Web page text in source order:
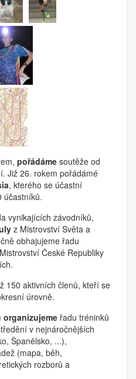
pořádáme soutěže od
Již 26. rokem pořádámé
, kterého se účastní
účastníků.
vynikajících závodníků,
z Mistrovství Světa a
obhajujeme řadu
České Republiky
150 aktivních členů, kteří se
úrovně.
organizujeme řadu tréninků
v nejnáročnějších
Španělsko, ...),
(mapa, běh,
rozborů a